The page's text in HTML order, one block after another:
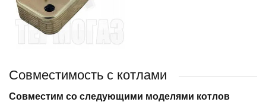
Совместимость с котлами
Совместим со следующими моделями котлов